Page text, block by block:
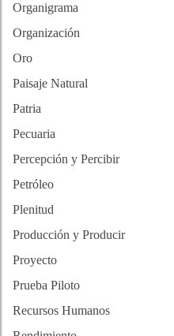
Organigrama
Organización
Oro
Paisaje Natural
Patria
Pecuaria
Percepción y Percibir
Petróleo
Plenitud
Producción y Producir
Proyecto
Prueba Piloto
Recursos Humanos